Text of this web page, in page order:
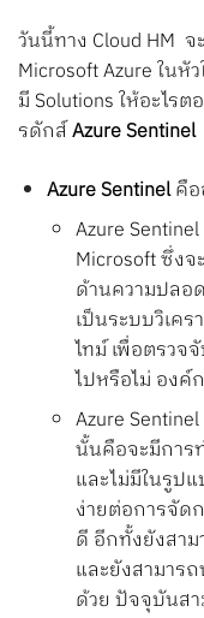
วันนี้ทาง Cloud HM
Microsoft Azure ในหั
มี Solutions ให้อะไร
รดักส์Azure Sentinel
Azure Sentinelคือ
Azure
Microsoft ซึ่ง
ด้านความปลอ
เป็นระบบวิเค
ไทม์ เพื่อตรวจ
ไปหรือไม่ องค์
Azure
นั้นคือจะมีการ
และไม่มีในรูป
ง่ายต่อการจัด
ดี อีกทั้งยังสา
และยังสามาร
ด้วย ปัจจุบันสา